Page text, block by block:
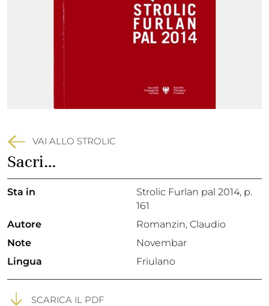
VAI ALLO STROLIC
Sacri…
Sta in Strolic Furlan pal 2014, p.
161
Autore
Romanzin, Claudio
Note
Novembar
Lingua
Friulano
SCARICA IL PDF